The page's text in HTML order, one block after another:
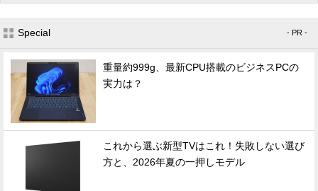
Special - PR -
重量約999g、最新CPU搭載のビジネスPCの
実力は？
これから選ぶ新型TVはこれ！失敗しない選び
方と、2026年夏の一押しモデル